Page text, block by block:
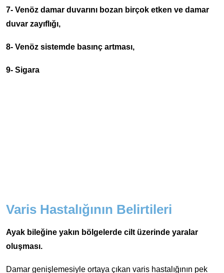
7- Venöz damar duvarını bozan birçok etken ve damar
duvar zayıflığı,
8- Venöz sistemde basınç artması,
9- Sigara
Varis Hastalığının Belirtileri
Ayak bileğine yakın bölgelerde cilt üzerinde yaralar
oluşması.
Damar genişlemesiyle ortaya çıkan varis hastalığının pek